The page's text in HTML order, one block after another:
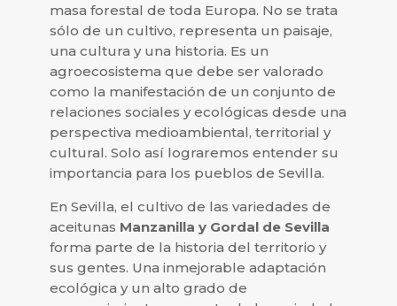
masa forestal de toda Europa. No se trata
sólo de un cultivo, representa un paisaje,
una cultura y una historia. Es un
agroecosistema que debe ser valorado
como la manifestación de un conjunto de
relaciones sociales y ecológicas desde una
perspectiva medioambiental, territorial y
cultural. Solo así lograremos entender su
importancia para los pueblos de Sevilla.
En Sevilla, el cultivo de las variedades de
aceitunas Manzanilla y Gordal de Sevilla
forma parte de la historia del territorio y
sus gentes. Una inmejorable adaptación
ecológica y un alto grado de